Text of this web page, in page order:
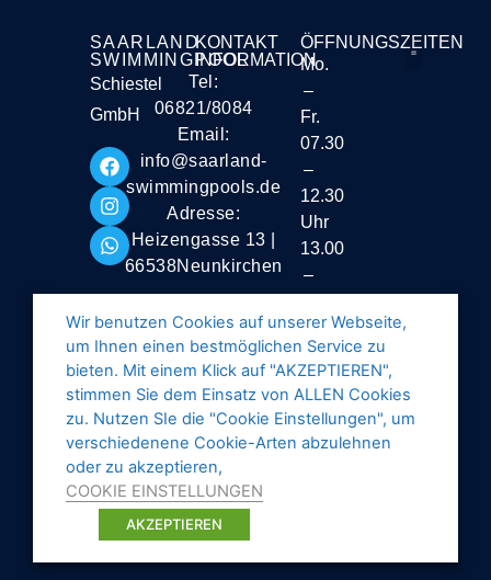
SAARLAND
SWIMMINGPOOL
Schiestel
GmbH
KONTAKT
INFORMATION
Tel:
06821/8084
Email:
info@saarland-
swimmingpools.de
Adresse:
Heizengasse 13 |
66538Neunkirchen
ÖFFNUNGSZEITEN
Mo.
–
Fr.
07.30
–
12.30
Uhr
13.00
–
Uhr
Samstag
geschlossen
Wir benutzen Cookies auf unserer Webseite,
um Ihnen einen bestmöglichen Service zu
bieten. Mit einem Klick auf "AKZEPTIEREN",
stimmen Sie dem Einsatz von ALLEN Cookies
zu. Nutzen SIe die "Cookie Einstellungen", um
verschiedenene Cookie-Arten abzulehnen
oder zu akzeptieren,
COOKIE EINSTELLUNGEN
AKZEPTIEREN